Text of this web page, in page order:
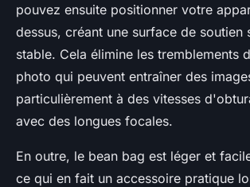
pouvez ensuite positionner votre
dessus, créant une surface de soutien
stable. Cela élimine les tremblements
photo qui peuvent entraîner des
particulièrement à des vitesses
avec des longues focales.
En outre, le bean bag est léger et
ce qui en fait un accessoire pratique